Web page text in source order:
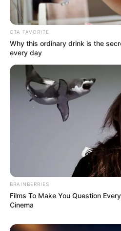
CTA FAVORITE
Why this ordinary drink is the
every day
BRAINBERRIES
Films To Make You Question
Cinema